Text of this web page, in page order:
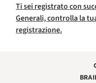
Ti sei registrato con
Generali, controlla la
registrazione.